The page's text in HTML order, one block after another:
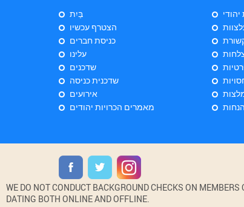
בַּיִת
הצטרף עכשיו
כניסת חברים
עלינו
שדכנים
שדכנית כניסה
אירועים
מאמרים הכרויות יהודים
יהודי
הנחות
WE DO NOT CONDUCT BACKGROUND CHECKS ON
DATING BOTH ONLINE AND OFFLINE.